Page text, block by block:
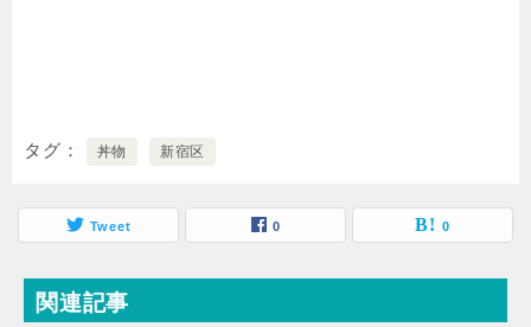
タグ 丼物 新宿区
Tweet 0 0
関連記事